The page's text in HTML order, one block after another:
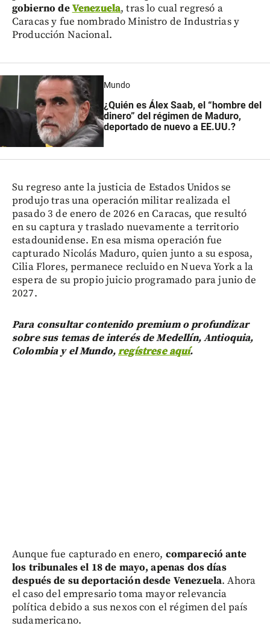
gobierno deVenezuela, tras lo cual regresó a
Caracas y fue nombrado Ministro de Industrias y
Producción Nacional.
Mundo
¿Quién es Álex Saab, el “hombre del
dinero” del régimen de Maduro,
deportado de nuevo a EE.UU.?
Su regreso ante la justicia de Estados Unidos se
produjo tras una operación militar realizada el
pasado 3 de enero de 2026 en Caracas, que resultó
en su captura y traslado nuevamente a territorio
estadounidense. En esa misma operación fue
capturado Nicolás Maduro, quien junto a su esposa,
Cilia Flores, permanece recluido en Nueva York a la
espera de su propio juicio programado para junio de
2027.
Para consultar contenido premium o profundizar
sobre sus temas de interés de Medellín, Antioquia,
Colombia y el Mundo,regístrese aquí.
Aunque fue capturado en enero, compareció ante
los tribunales el 18 de mayo, apenas dos días
después de su deportación desde Venezuela. Ahora
el caso del empresario toma mayor relevancia
política debido a sus nexos con el régimen del país
sudamericano.